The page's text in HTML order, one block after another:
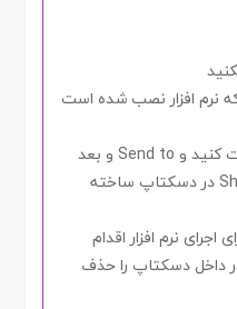
نرم افزار نصب شده است
کنید و Send to و بعد
در دسکتاپ ساخته
اجرای نرم افزار اقدام
داخل دسکتاپ را حذف